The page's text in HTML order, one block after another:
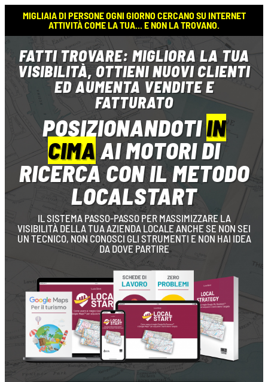
MIGLIAIA DI PERSONE OGNI GIORNO CERCANO SU INTERNET
ATTIVITÀ COME LA TUA... E NON LA TROVANO.
FATTI TROVARE: MIGLIORA LA TUA
VISIBILITÀ, OTTIENI NUOVI CLIENTI
ED AUMENTA VENDITE E
FATTURATO
POSIZIONANDOTIIN
CIMAAI MOTORI DI
RICERCA CON IL METODO
LOCALSTART
IL SISTEMA PASSO-PASSO PER MASSIMIZZARE LA
VISIBILITÀ DELLA TUA AZIENDA LOCALE ANCHE SE NON SEI
UN TECNICO, NON CONOSCI GLI STRUMENTI E NON HAI IDEA
DA DOVE PARTIRE